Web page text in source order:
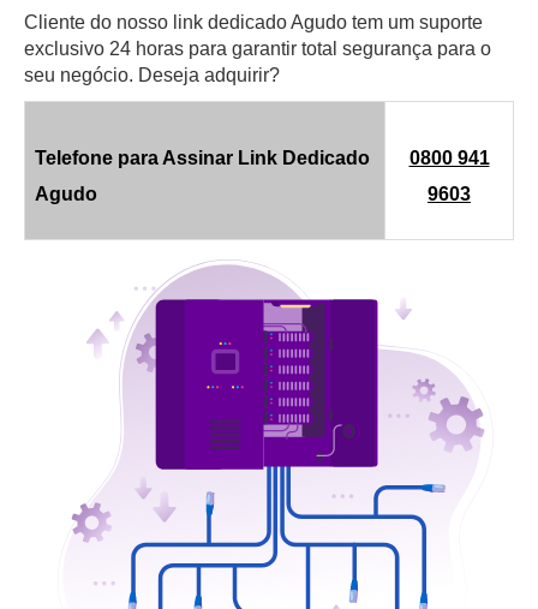
Cliente do nosso link dedicado Agudo tem um suporte
exclusivo 24 horas para garantir total segurança para o
seu negócio. Deseja adquirir?
Telefone para Assinar Link Dedicado
Agudo
0800 941
9603